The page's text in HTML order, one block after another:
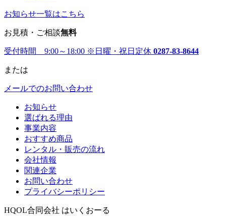
お知らせ一覧はこちら
お見積・ご相談無料
受付時間 9:00～18:00 ※日曜・祝日定休 0287-83-8644
または
メールでのお問い合わせ
お知らせ
選ばれる理由
事業内容
おすすめ商品
レンタル・販売の流れ
会社情報
関連企業
お問い合わせ
プライバシーポリシー
HQOL合同会社 はいくおーる